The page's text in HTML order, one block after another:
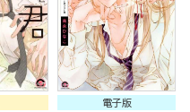
電子版